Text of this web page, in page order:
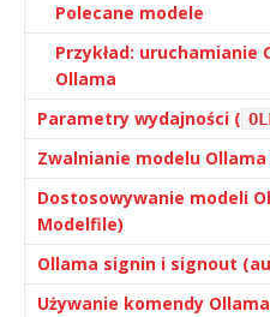
Polecane modele
Przykład: uruchamianie
Ollama
Parametry wydajności (
Zwalnianie modelu Ollama
Dostosowywanie modeli
Modelfile)
Ollama signin i signout
Używanie komendy